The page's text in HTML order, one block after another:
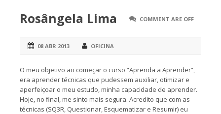
COMMENT ARE OFF
Rosângela Lima
08 ABR 2013 OFICINA
O meu objetivo ao começar o curso “Aprenda a Aprender”,
era aprender técnicas que pudessem auxiliar, otimizar e
aperfeiçoar o meu estudo, minha capacidade de aprender.
Hoje, no final, me sinto mais segura. Acredito que com as
técnicas (SQ3R, Questionar, Esquematizar e Resumir) eu